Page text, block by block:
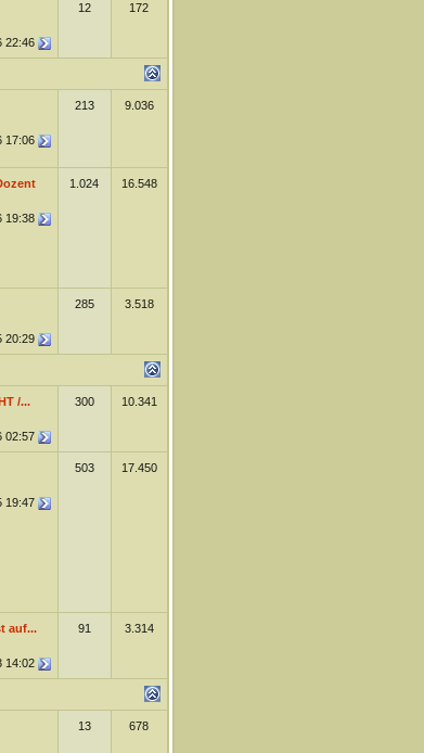
22:46
12 172
17:06
213 9.036
19:38
1.024 16.548
20:29
285 3.518
/...
02:57
300 10.341
19:47
503 17.450
auf...
14:02
91 3.314
13 678